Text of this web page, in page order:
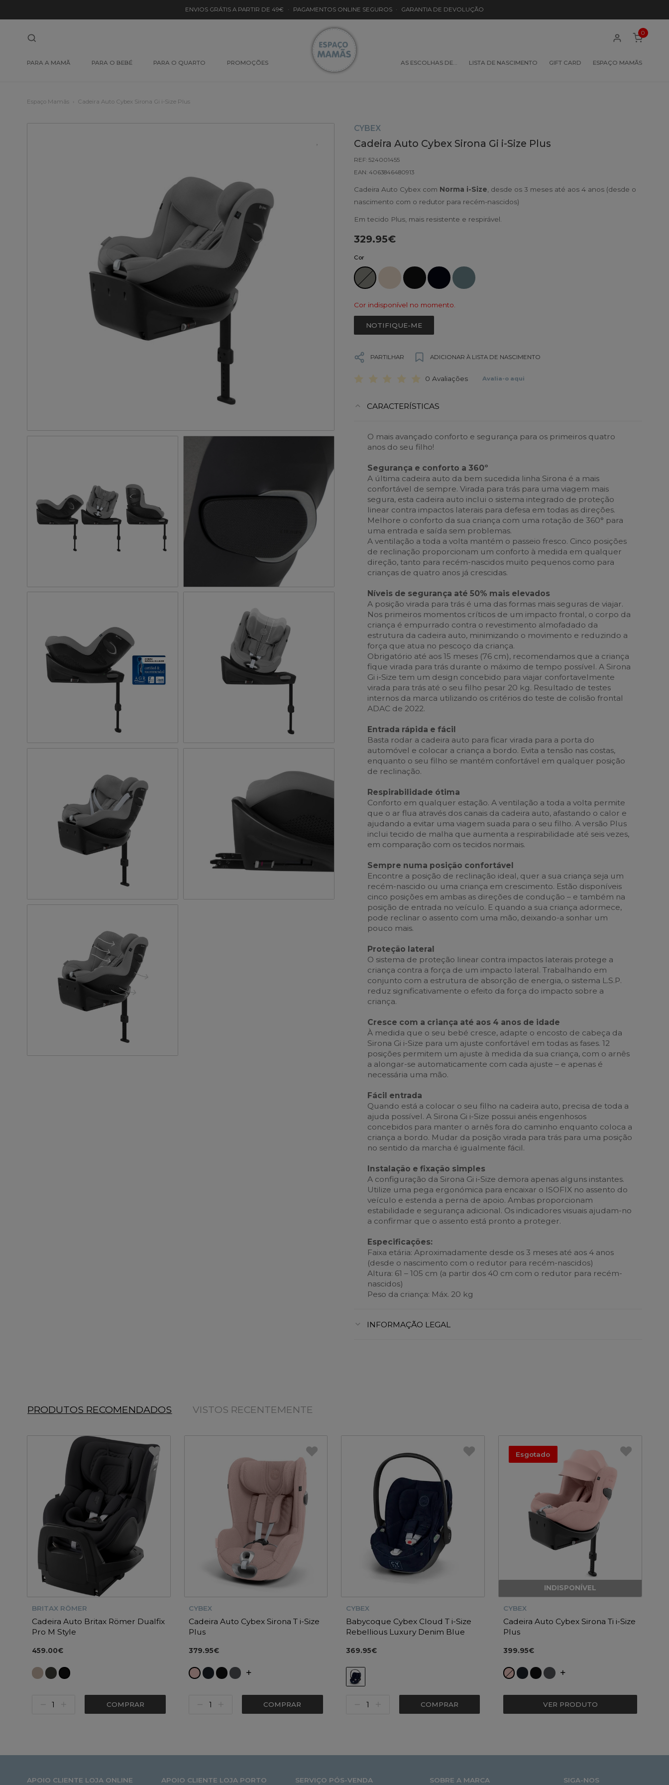
ENVIOS GRÁTIS A PARTIR DE 49€ · PAGAMENTOS ONLINE SEGUROS · GARANTIA DE DEVOLUÇÃO
PARA A MAMÃ PARA O BEBÉ PARA O QUARTO PROMOÇÕES AS ESCOLHAS DE… LISTA DE NASCIMENTO GIFT CARD ESPAÇO MAMÃS
0
Espaço Mamãs Cadeira Auto Cybex Sirona Gi i-Size Plus
CYBEX
Cadeira Auto Cybex Sirona Gi i-Size Plus
REF: 524001455
EAN: 4063846480913
Cadeira Auto Cybex com Norma i-Size, desde os 3 meses até aos 4 anos (desde o
nascimento com o redutor para recém-nascidos)
Em tecido Plus, mais resistente e respirável.
329.95€
Cor
Cor indisponível no momento.
NOTIFIQUE-ME
PARTILHAR ADICIONAR À LISTA DE NASCIMENTO
0 Avaliações Avalia-o aqui
CARACTERÍSTICAS
O mais avançado conforto e segurança para os primeiros quatro
anos do seu filho!
Segurança e conforto a 360º
A última cadeira auto da bem sucedida linha Sirona é a mais
confortável de sempre. Virada para trás para uma viagem mais
segura, esta cadeira auto inclui o sistema integrado de proteção
linear contra impactos laterais para defesa em todas as direções.
Melhore o conforto da sua criança com uma rotação de 360° para
uma entrada e saída sem problemas.
A ventilação a toda a volta mantém o passeio fresco. Cinco posições
de reclinação proporcionam um conforto à medida em qualquer
direção, tanto para recém-nascidos muito pequenos como para
crianças de quatro anos já crescidas.
Níveis de segurança até 50% mais elevados
A posição virada para trás é uma das formas mais seguras de viajar.
Nos primeiros momentos críticos de um impacto frontal, o corpo da
criança é empurrado contra o revestimento almofadado da
estrutura da cadeira auto, minimizando o movimento e reduzindo a
força que atua no pescoço da criança.
Obrigatório até aos 15 meses (76 cm), recomendamos que a criança
fique virada para trás durante o máximo de tempo possível. A Sirona
Gi i-Size tem um design concebido para viajar confortavelmente
virada para trás até o seu filho pesar 20 kg. Resultado de testes
internos da marca utilizando os critérios do teste de colisão frontal
ADAC de 2022.
Entrada rápida e fácil
Basta rodar a cadeira auto para ficar virada para a porta do
automóvel e colocar a criança a bordo. Evita a tensão nas costas,
enquanto o seu filho se mantém confortável em qualquer posição
de reclinação.
Respirabilidade ótima
Conforto em qualquer estação. A ventilação a toda a volta permite
que o ar flua através dos canais da cadeira auto, afastando o calor e
ajudando a evitar uma viagem suada para o seu filho. A versão Plus
inclui tecido de malha que aumenta a respirabilidade até seis vezes,
em comparação com os tecidos normais.
Sempre numa posição confortável
Encontre a posição de reclinação ideal, quer a sua criança seja um
recém-nascido ou uma criança em crescimento. Estão disponíveis
cinco posições em ambas as direções de condução – e também na
posição de entrada no veículo. E quando a sua criança adormece,
pode reclinar o assento com uma mão, deixando-a sonhar um
pouco mais.
Proteção lateral
O sistema de proteção linear contra impactos laterais protege a
criança contra a força de um impacto lateral. Trabalhando em
conjunto com a estrutura de absorção de energia, o sistema L.S.P.
reduz significativamente o efeito da força do impacto sobre a
criança.
Cresce com a criança até aos 4 anos de idade
À medida que o seu bebé cresce, adapte o encosto de cabeça da
Sirona Gi i-Size para um ajuste confortável em todas as fases. 12
posições permitem um ajuste à medida da sua criança, com o arnês
a alongar-se automaticamente com cada ajuste – e apenas é
necessária uma mão.
Fácil entrada
Quando está a colocar o seu filho na cadeira auto, precisa de toda a
ajuda possível. A Sirona Gi i-Size possui anéis engenhosos
concebidos para manter o arnês fora do caminho enquanto coloca a
criança a bordo. Mudar da posição virada para trás para uma posição
no sentido da marcha é igualmente fácil.
Instalação e fixação simples
A configuração da Sirona Gi i-Size demora apenas alguns instantes.
Utilize uma pega ergonómica para encaixar o ISOFIX no assento do
veículo e estenda a perna de apoio. Ambas proporcionam
estabilidade e segurança adicional. Os indicadores visuais ajudam-no
a confirmar que o assento está pronto a proteger.
Especificações:
Faixa etária: Aproximadamente desde os 3 meses até aos 4 anos
(desde o nascimento com o redutor para recém-nascidos)
Altura: 61 – 105 cm (a partir dos 40 cm com o redutor para recém-
nascidos)
Peso da criança: Máx. 20 kg
INFORMAÇÃO LEGAL
PRODUTOS RECOMENDADOS VISTOS RECENTEMENTE
BRITAX RÖMER
Cadeira Auto Britax Römer Dualfix
Pro M Style
459.00€
COMPRAR
CYBEX
Cadeira Auto Cybex Sirona T i-Size
Plus
379.95€
COMPRAR
CYBEX
Babycoque Cybex Cloud T i-Size
Rebellious Luxury Denim Blue
369.95€
COMPRAR
Esgotado
INDISPONÍVEL
CYBEX
Cadeira Auto Cybex Sirona Ti i-Size
Plus
399.95€
VER PRODUTO
APOIO CLIENTE LOJA ONLINE APOIO CLIENTE LOJA PORTO SERVIÇO PÓS-VENDA SOBRE A MARCA SIGA-NOS